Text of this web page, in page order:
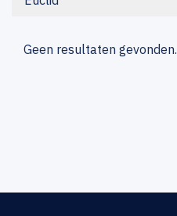
Geen resultaten gevonden.